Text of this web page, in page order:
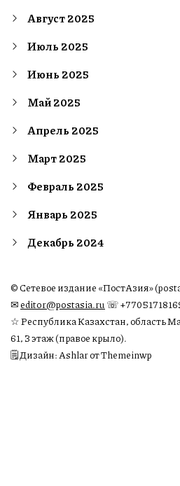
Август 2025
Июль 2025
Июнь 2025
Май 2025
Апрель 2025
Март 2025
Февраль 2025
Январь 2025
Декабрь 2024
© Сетевое издание «ПостАзия»
✉︎editor@postasia.ru ☏
☆ Республика Казахстан, область
61, 3 этаж (правое крыло).
🗒 Дизайн: Ashlar от Themeinwp